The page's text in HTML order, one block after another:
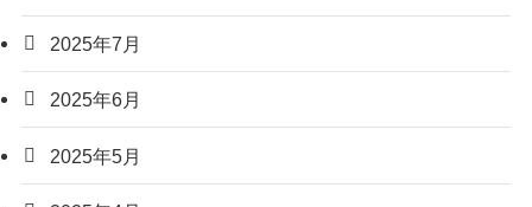
2025年7月
2025年6月
2025年5月